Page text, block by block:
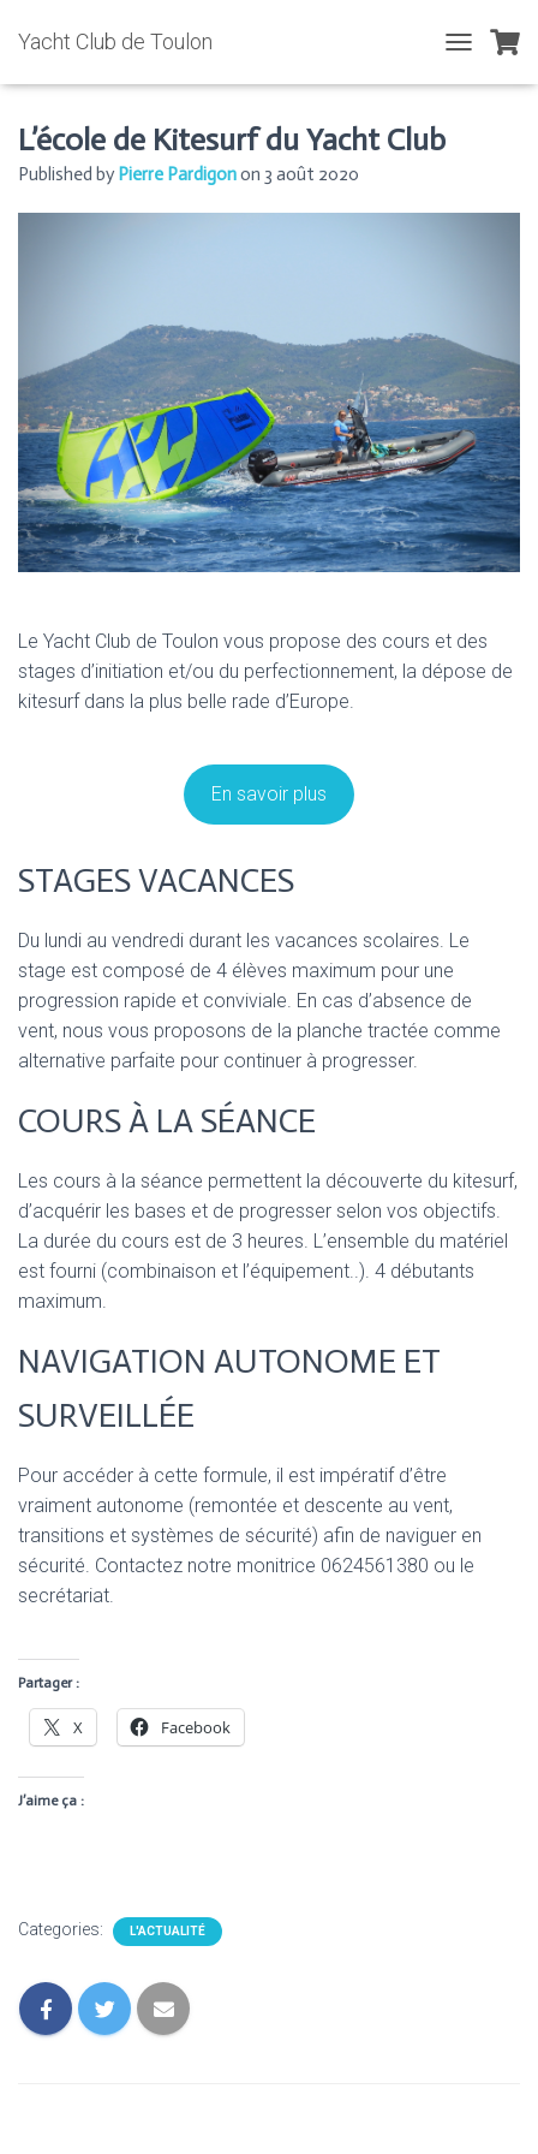
Yacht Club de Toulon
O
N
L’école de Kitesurf du Yacht Club
Published by Pierre Pardigonon 3 août 2020
Le Yacht Club de Toulon vous propose des cours et des
stages d’initiation et/ou du perfectionnement, la dépose de
kitesurf dans la plus belle rade d’Europe.
En savoir plus
STAGES VACANCES
Du lundi au vendredi durant les vacances scolaires. Le
stage est composé de 4 élèves maximum pour une
progression rapide et conviviale. En cas d’absence de
vent, nous vous proposons de la planche tractée comme
alternative parfaite pour continuer à progresser.
COURS À LA SÉANCE
Les cours à la séance permettent la découverte du kitesurf,
d’acquérir les bases et de progresser selon vos objectifs.
La durée du cours est de 3 heures. L’ensemble du matériel
est fourni (combinaison et l’équipement..). 4 débutants
maximum.
NAVIGATION AUTONOME ET
SURVEILLÉE
Pour accéder à cette formule, il est impératif d’être
vraiment autonome (remontée et descente au vent,
transitions et systèmes de sécurité) afin de naviguer en
sécurité. Contactez notre monitrice 0624561380 ou le
secrétariat.
Partager :
X Facebook
J’aime ça :
Categories: L'ACTUALITÉ